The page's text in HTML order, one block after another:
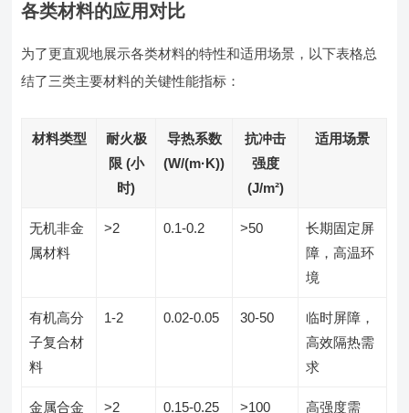
各类材料的应用对比
为了更直观地展示各类材料的特性和适用场景，以下表格总
结了三类主要材料的关键性能指标：
材料类型
耐火极
限 (小
时)
导热系数
(W/(m·K))
抗冲击
强度
(J/m²)
适用场景
无机非金
属材料
>2 0.1-0.2 >50
长期固定屏
障，高温环
境
有机高分
子复合材
料
1-2 0.02-0.05 30-50
临时屏障，
高效隔热需
求
金属合金
>2 0.15-0.25 >100
高强度需